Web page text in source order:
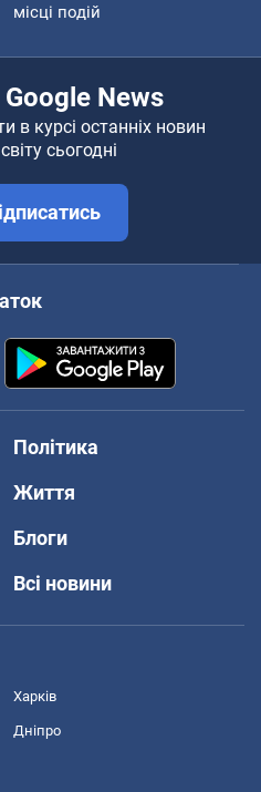
місці подій
Google News
в курсі останніх новин
сьогодні
Політика
Життя
Блоги
Всі новини
Харків
Дніпро